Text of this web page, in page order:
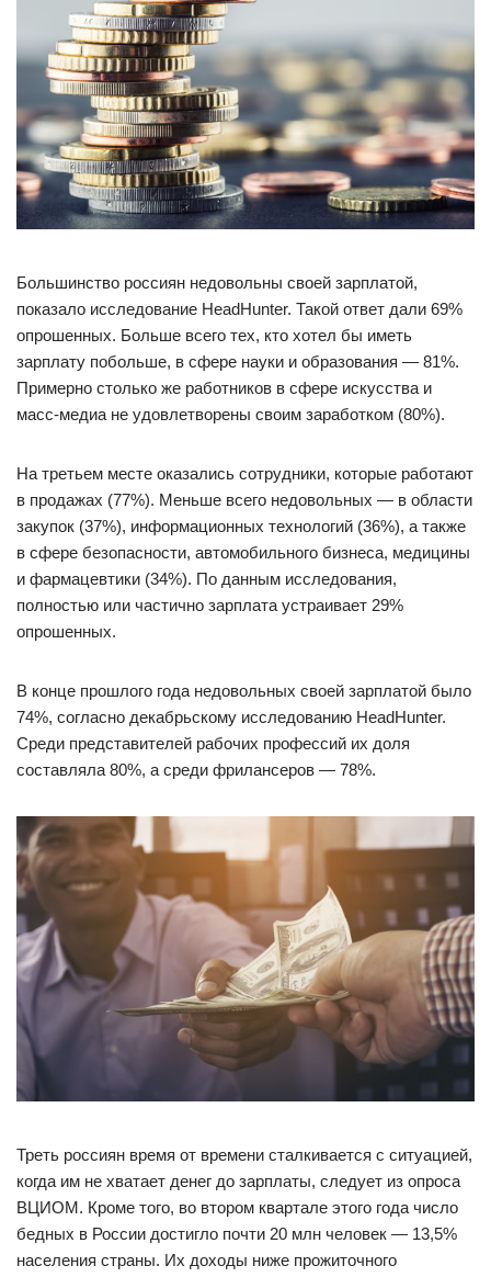
Большинство россиян недовольны своей зарплатой,
показало исследование HeadHunter. Такой ответ дали 69%
опрошенных. Больше всего тех, кто хотел бы иметь
зарплату побольше, в сфере науки и образования — 81%.
Примерно столько же работников в сфере искусства и
масс-медиа не удовлетворены своим заработком (80%).
На третьем месте оказались сотрудники, которые работают
в продажах (77%). Меньше всего недовольных — в области
закупок (37%), информационных технологий (36%), а также
в сфере безопасности, автомобильного бизнеса, медицины
и фармацевтики (34%). По данным исследования,
полностью или частично зарплата устраивает 29%
опрошенных.
В конце прошлого года недовольных своей зарплатой было
74%, согласно декабрьскому исследованию HeadHunter.
Среди представителей рабочих профессий их доля
составляла 80%, а среди фрилансеров — 78%.
Треть россиян время от времени сталкивается с ситуацией,
когда им не хватает денег до зарплаты, следует из опроса
ВЦИОМ. Кроме того, во втором квартале этого года число
бедных в России достигло почти 20 млн человек — 13,5%
населения страны. Их доходы ниже прожиточного